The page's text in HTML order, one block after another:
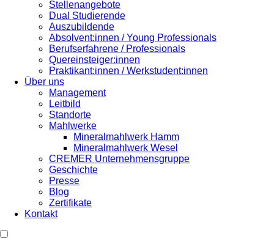
Stellenangebote
Dual Studierende
Auszubildende
Absolvent:innen / Young Professionals
Berufserfahrene / Professionals
Quereinsteiger:innen
Praktikant:innen / Werkstudent:innen
Über uns
Management
Leitbild
Standorte
Mahlwerke
Mineralmahlwerk Hamm
Mineralmahlwerk Wesel
CREMER Unternehmensgruppe
Geschichte
Presse
Blog
Zertifikate
Kontakt